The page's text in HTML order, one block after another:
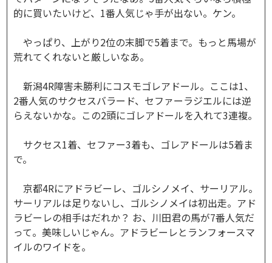
的に買いたいけど、1番人気じゃ手が出ない。ケン。
やっぱり、上がり2位の末脚で5着まで。もっと馬場が
荒れてくれないと厳しいなあ。
新潟4R障害未勝利にコスモゴレアドール。ここは1、
2番人気のサクセスバラード、セファーラジエルには逆
らえないかな。この2頭にゴレアドールを入れて3連複。
サクセス1着、セファー3着も、ゴレアドールは5着ま
で。
京都4Rにアドラビーレ、ゴルシノメイ、サーリアル。
サーリアルは足りないし、ゴルシノメイは初出走。アド
ラビーレの相手はだれか？ お、川田君の馬が7番人気だ
って。美味しいじゃん。アドラビーレとランフォースマ
イルのワイドを。